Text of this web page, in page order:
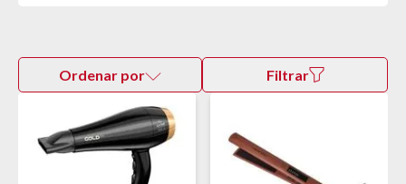
Ordenar por Filtrar